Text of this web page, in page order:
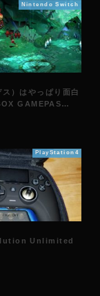
Nintendo Switch
）はやっぱり面白
GAMEPAS…
PlayStation4
Unlimited